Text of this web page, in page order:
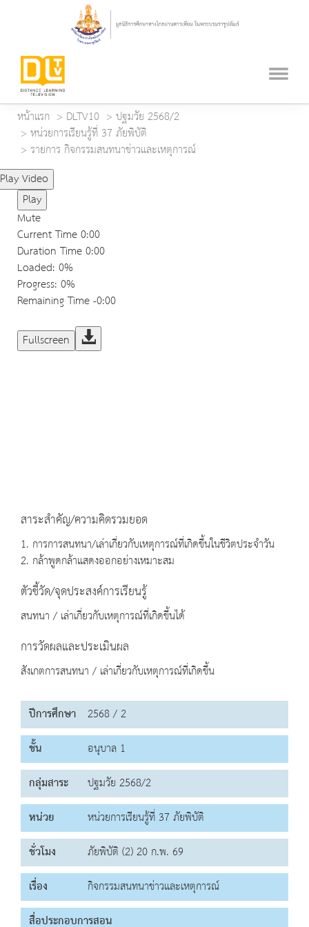
หน้าแรก DLTV10
ปฐมวัย 2568/2
หน่วยการเรียนรู้ที่ 37 ภัยพิบัติ
รายการ กิจกรรมสนทนาข่าวและเหตุการณ์
Play Video
Play
Mute
Current Time0:00
Duration Time0:00
Loaded: 0%
Progress: 0%
Remaining Time-0:00
Fullscreen
สาระสำคัญ/ความคิดรวมยอด
1. การการสนทนา/เล่าเกี่ยวกับเหตุการณ์ที่เกิดขึ้นในชีวิตประจำวัน
2. กล้าพูดกล้าแสดงออกอย่างเหมาะสม
ตัวชี้วัด/จุดประสงค์การเรียนรู้
สนทนา / เล่าเกี่ยวกับเหตุการณ์ที่เกิดขึ้นได้
การวัดผลและประเมินผล
สังเกตการสนทนา / เล่าเกี่ยวกับเหตุการณ์ที่เกิดขึ้น
ปีการศึกษา 2568 / 2
ชั้น
อนุบาล 1
กลุ่มสาระ
ปฐมวัย 2568/2
หน่วย
หน่วยการเรียนรู้ที่ 37 ภัยพิบัติ
ชั่วโมง
ภัยพิบัติ (2) 20 ก.พ. 69
เรื่อง
กิจกรรมสนทนาข่าวและเหตุการณ์
สื่อประกอบการสอน